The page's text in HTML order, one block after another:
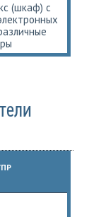
(шкаф) с